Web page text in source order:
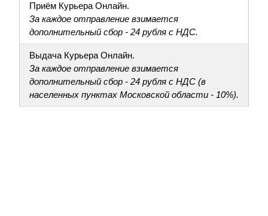
Приём Курьера Онлайн.
За каждое отправление взимается
дополнительный сбор - 24 рубля с НДС.
Выдача Курьера Онлайн.
За каждое отправление взимается
дополнительный сбор - 24 рубля с НДС (в
населенных пунктах Московской области - 10%).